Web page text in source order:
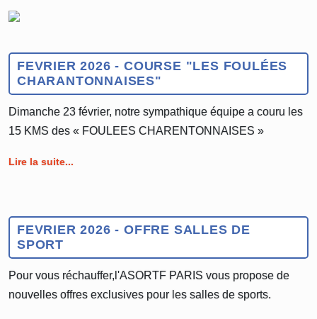
FEVRIER 2026 - COURSE "LES FOULÉES
CHARANTONNAISES"
Dimanche 23 février, notre sympathique équipe a couru les
15 KMS des « FOULEES CHARENTONNAISES »
Lire la suite...
FEVRIER 2026 - OFFRE SALLES DE
SPORT
Pour vous réchauffer,l'ASORTF PARIS vous propose de
nouvelles offres exclusives pour les salles de sports.